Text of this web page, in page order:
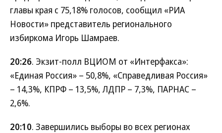
главы края с 75,18% голосов, сообщил «РИА
Новости» представитель регионального
избиркома Игорь Шамраев.
20:26. Экзит-полл ВЦИОМ от «Интерфакса»:
«Единая Россия» – 50,8%, «Справедливая Россия»
– 14,3%, КПРФ – 13,5%, ЛДПР – 7,3%, ПАРНАС –
2,6%.
20:10. Завершились выборы во всех регионах